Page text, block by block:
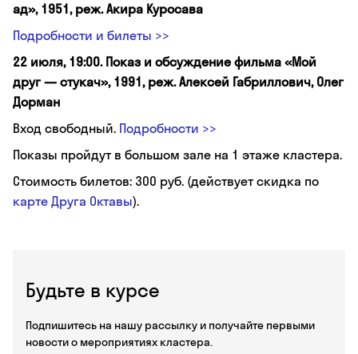
Будьте в курсе
Подпишитесь на нашу рассылку и получайте первыми
новости о мероприятиях кластера.
ад», 1951, реж. Акира Куросава
Подробности и билеты >>
22 июля, 19:00. Показ и обсуждение фильма «Мой
друг — стукач», 1991, реж. Алексей Габриллович, Олег
Дорман
Вход свободный. Подробности >>
Показы пройдут в большом зале на 1 этаже кластера.
Стоимость билетов: 300 руб. (действует скидка по
карте Друга Октавы).